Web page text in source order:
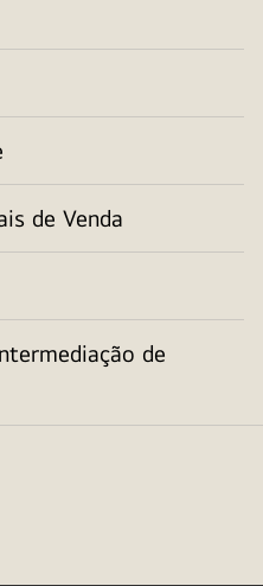
de Venda
de